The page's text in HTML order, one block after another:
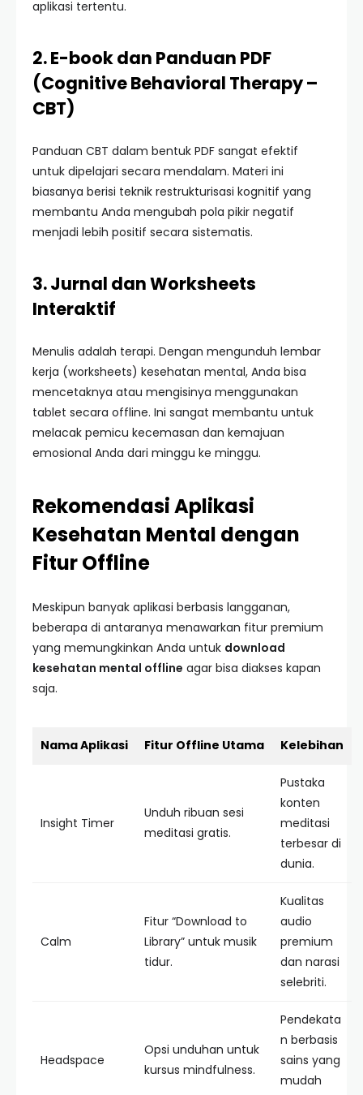
aplikasi tertentu.
2. E-book dan Panduan PDF
(Cognitive Behavioral Therapy –
CBT)
Panduan CBT dalam bentuk PDF sangat efektif
untuk dipelajari secara mendalam. Materi ini
biasanya berisi teknik restrukturisasi kognitif yang
membantu Anda mengubah pola pikir negatif
menjadi lebih positif secara sistematis.
3. Jurnal dan Worksheets
Interaktif
Menulis adalah terapi. Dengan mengunduh lembar
kerja (worksheets) kesehatan mental, Anda bisa
mencetaknya atau mengisinya menggunakan
tablet secara offline. Ini sangat membantu untuk
melacak pemicu kecemasan dan kemajuan
emosional Anda dari minggu ke minggu.
Rekomendasi Aplikasi
Kesehatan Mental dengan
Fitur Offline
Meskipun banyak aplikasi berbasis langganan,
beberapa di antaranya menawarkan fitur premium
yang memungkinkan Anda untuk download
kesehatan mental offline agar bisa diakses kapan
saja.
Nama Aplikasi Fitur Offline Utama Kelebihan
Insight Timer
Unduh ribuan sesi
meditasi gratis.
Pustaka
konten
meditasi
terbesar di
dunia.
Calm
Fitur “Download to
Library” untuk musik
tidur.
Kualitas
audio
premium
dan narasi
selebriti.
Headspace
Opsi unduhan untuk
kursus mindfulness.
Pendekata
n berbasis
sains yang
mudah